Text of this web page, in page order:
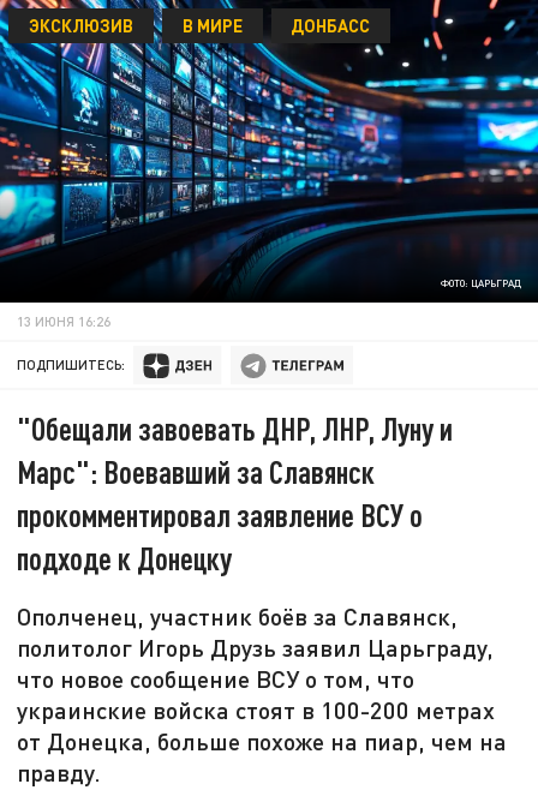
ФОТО: ЦАРЬГРАД
ЭКСКЛЮЗИВ В МИРЕ ДОНБАСС
13 ИЮНЯ 16:26
ПОДПИШИТЕСЬ:
"Обещали завоевать ДНР, ЛНР, Луну и
Марс": Воевавший за Славянск
прокомментировал заявление ВСУ о
подходе к Донецку
Ополченец, участник боёв за Славянск,
политолог Игорь Друзь заявил Царьграду,
что новое сообщение ВСУ о том, что
украинские войска стоят в 100-200 метрах
от Донецка, больше похоже на пиар, чем на
правду.